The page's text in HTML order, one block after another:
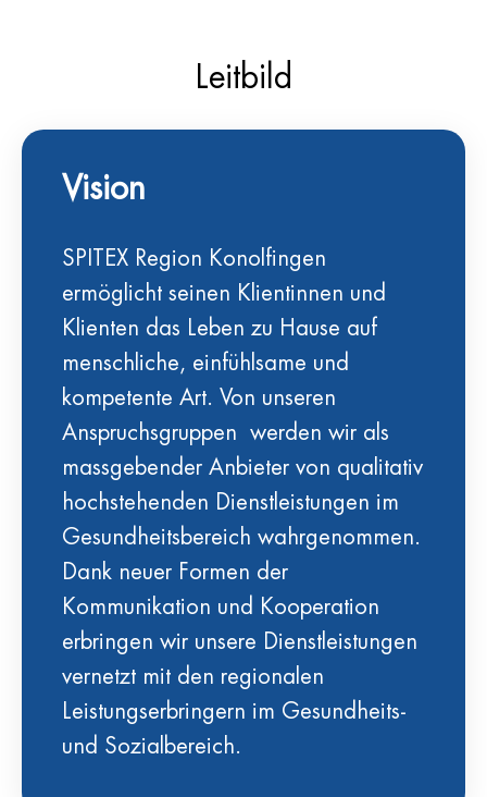
Leitbild
Vision
SPITEX Region Konolfingen
ermöglicht seinen Klientinnen und
Klienten das Leben zu Hause auf
menschliche, einfühlsame und
kompetente Art. Von unseren
Anspruchsgruppen werden wir als
massgebender Anbieter von qualitativ
hochstehenden Dienstleistungen im
Gesundheitsbereich wahrgenommen.
Dank neuer Formen der
Kommunikation und Kooperation
erbringen wir unsere Dienstleistungen
vernetzt mit den regionalen
Leistungserbringern im Gesundheits-
und Sozialbereich.